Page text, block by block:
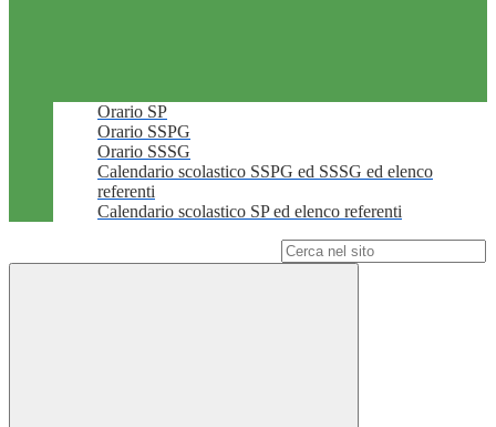
Orario SP
Orario SSPG
Orario SSSG
Calendario scolastico SSPG ed SSSG ed elenco
referenti
Calendario scolastico SP ed elenco referenti